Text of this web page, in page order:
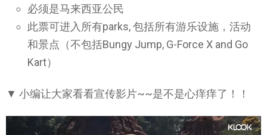
必须是马来西亚公民
此票可进入所有parks, 包括所有游乐设施，活动
和景点（不包括Bungy Jump, G-Force X and Go
Kart）
▼ 小编让大家看看宣传影片~~是不是心痒痒了！！
Video